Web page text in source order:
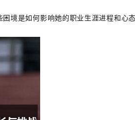
境是如何影响她的职业生涯进程和心态